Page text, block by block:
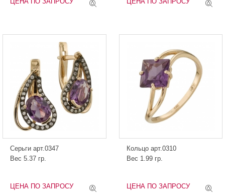
Серьги арт.0347
Вес 5.37 гр.
ЦЕНА ПО ЗАПРОСУ
Кольцо арт.0310
Вес 1.99 гр.
ЦЕНА ПО ЗАПРОСУ